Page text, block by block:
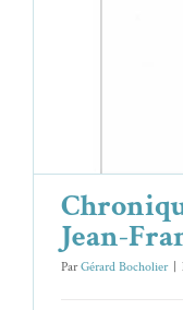
Jean-
ParGérard Bocholier